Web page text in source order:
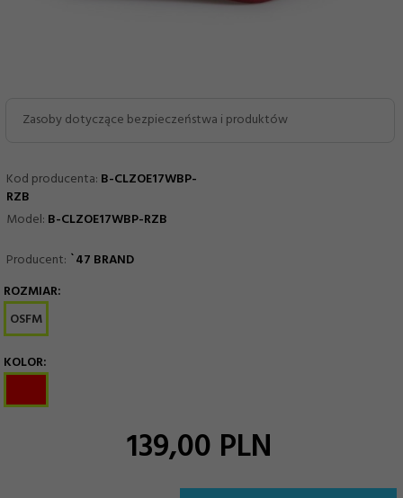
Zasoby dotyczące bezpieczeństwa i produktów
Kod producenta: B-CLZOE17WBP-
RZB
Model: B-CLZOE17WBP-RZB
Producent: `47 BRAND
ROZMIAR:
OSFM
KOLOR:
139,00 PLN